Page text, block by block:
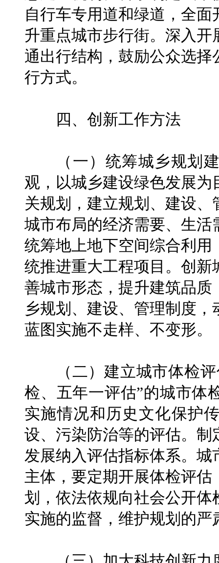
自行车专用道和绿道，全
升重点城市步行街。深入
通出行结构，鼓励公众选
行方式。
四、创新工作方法
（一）统筹城乡规划建
观，以城乡建设绿色发展
关规划，建立规划、建设
城市布局的经济需要、生
统筹地上地下空间综合利
统推进重大工程项目。创
善城市形态，提升建筑品
乡规划、建设、管理制度
蓝图实施不走样、不变形。
（二）建立城市体检评
检、五年一评估”的城市体
实施情况和历史文化保护
设、污染防治等的评估。
发展纳入评估指标体系。
主体，要定期开展体检评
划，依法依规向社会公开
实施的监督，维护规划的严